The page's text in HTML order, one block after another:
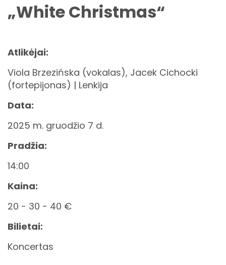
„White Christmas“
Atlikėjai:
Viola Brzezińska (vokalas), Jacek Cichocki
(fortepijonas) | Lenkija
Data:
2025 m. gruodžio 7 d.
Pradžia:
14:00
Kaina:
20 - 30 - 40 €
Bilietai:
Koncertas